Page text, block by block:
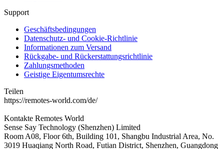
Support
Geschäftsbedingungen
Datenschutz- und Cookie-Richtlinie
Informationen zum Versand
Rückgabe- und Rückerstattungsrichtlinie
Zahlungsmethoden
Geistige Eigentumsrechte
Teilen
https://remotes-world.com/de/
Kontakte Remotes World
Sense Say Technology (Shenzhen) Limited
Room A08, Floor 6th, Building 101, Shangbu Industrial Area, No.
3019 Huaqiang North Road, Futian District, Shenzhen, Guangdong